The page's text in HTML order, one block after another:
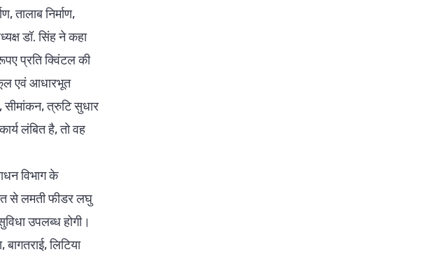
तालाब निर्माण,
डॉ. सिंह ने कहा
प्रति क्विंटल की
एवं आधारभूत
सीमांकन, त्रुटि सुधार
लंबित है, तो वह
विभाग के
से लमती फीडर लघु
उपलब्ध होगी।
लिटिया